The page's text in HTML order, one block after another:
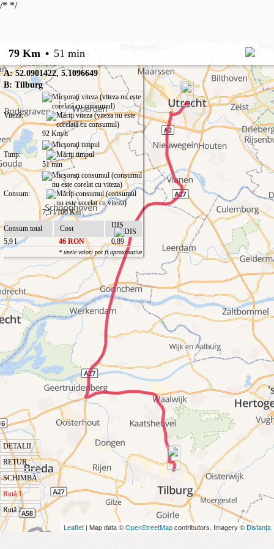
/* */
79 Km • 51 min
DETALII
RETUR
SCHIMBĂ
Rută 1
Rută 2
A: 52.0901422, 5.1096649
B: Tilburg
Viteză:
92 Km/h
Timp:
51 min
Consum:
7,5 l/100 Km
Consum total
Cost
DIS
5,9 l
46 RON 0,89
* unele valori pot fi aproximative